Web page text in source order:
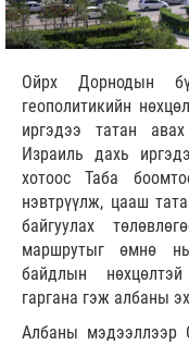
Ойрх Дорнодын
геополитикийн
иргэдээ татан
Израиль дахь
хотоос Таба
нэвтрүүлж, цааш
байгуулах
маршрутыг өмнө
байдлын
гаргана гэж албаны
Албаны мэдээллээр